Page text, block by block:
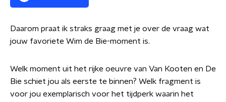
Daarom praat ik straks graag met je over de vraag wat
jouw favoriete Wim de Bie-moment is.
Welk moment uit het rijke oeuvre van Van Kooten en De
Bie schiet jou als eerste te binnen? Welk fragment is
voor jou exemplarisch voor het tijdperk waarin het